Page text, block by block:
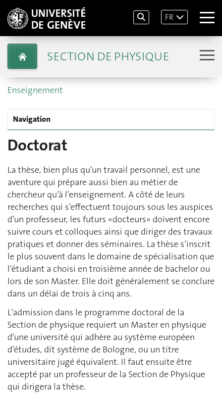
FR
SECTION DE PHYSIQUE
Enseignement
Navigation
Doctorat
La thèse, bien plus qu’un travail personnel, est une
aventure qui prépare aussi bien au métier de
chercheur qu’à l’enseignement. A côté de leurs
recherches qui s’effectuent toujours sous les auspices
d’un professeur, les futurs «docteurs» doivent encore
suivre cours et colloques ainsi que diriger des travaux
pratiques et donner des séminaires. La thèse s’inscrit
le plus souvent dans le domaine de spécialisation que
l’étudiant a choisi en troisième année de bachelor ou
lors de son Master. Elle doit généralement se conclure
dans un délai de trois à cinq ans.
L'admission dans le programme doctoral de la
Section de physique requiert un Master en physique
d’une université qui adhère au système européen
d’études, dit système de Bologne, ou un titre
universitaire jugé équivalent. Il faut ensuite être
accepté par un professeur de la Section de Physique
qui dirigera la thèse.